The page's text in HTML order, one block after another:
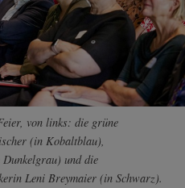
von links: die grüne
(in Kobaltblau),
und die
Leni Breymaier (in Schwarz).